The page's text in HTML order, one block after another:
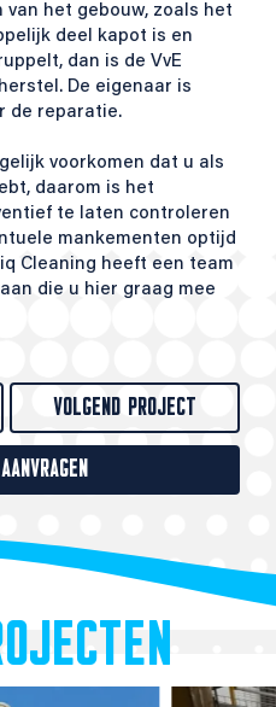
het gebouw, zoals het
deel kapot is en
dan is de VvE
De eigenaar is
de reparatie.
voorkomen dat u als
daarom is het
te laten controleren
mankementen optijd
Cleaning heeft een team
die u hier graag mee
VOLGEND PROJECT